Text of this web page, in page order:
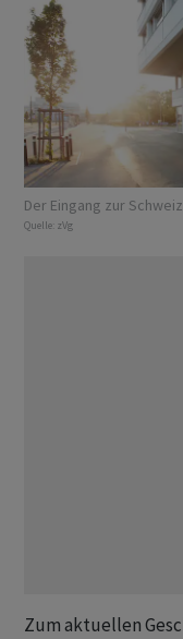
Der Eingang zur
Quelle: zVg
Zum aktuellen